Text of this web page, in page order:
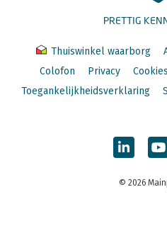
PRETTIG
Thuiswinkel waarborg
Colofon
Privacy Cookies
Toegankelijkheidsverklaring
© 2026